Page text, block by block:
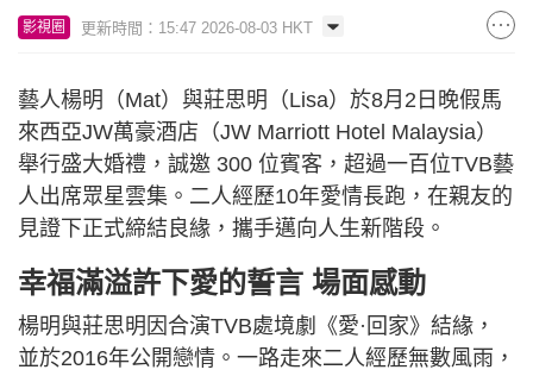
影視圈 更新時間：15:47 2026-08-03 HKT
藝人楊明（Mat）與莊思明（Lisa）於8月2日晚假馬
來西亞JW萬豪酒店（JW Marriott Hotel Malaysia）
舉行盛大婚禮，誠邀 300 位賓客，超過一百位TVB藝
人出席眾星雲集。二人經歷10年愛情長跑，在親友的
見證下正式締結良緣，攜手邁向人生新階段。
幸福滿溢許下愛的誓言 場面感動
楊明與莊思明因合演TVB處境劇《愛·回家》結緣，
並於2016年公開戀情。一路走來二人經歷無數風雨，